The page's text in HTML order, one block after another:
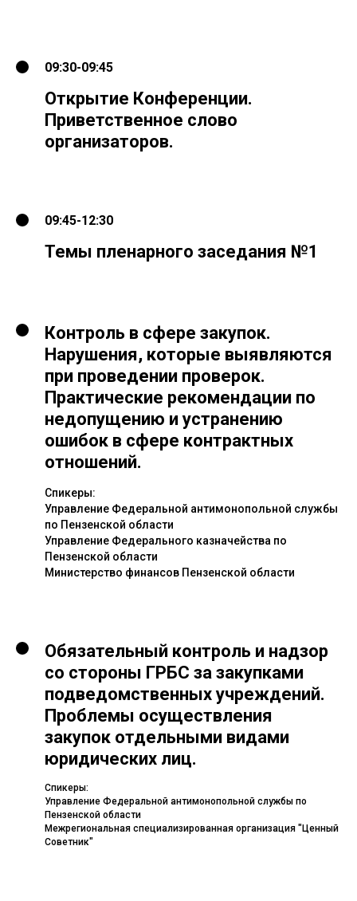
09:30-09:45
Открытие Конференции.
Приветственное слово
организаторов.
09:45-12:30
Темы пленарного заседания №1
Контроль в сфере закупок.
Нарушения, которые выявляются
при проведении проверок.
Практические рекомендации по
недопущению и устранению
ошибок в сфере контрактных
отношений.
Спикеры:
Управление Федеральной антимонопольной службы
по Пензенской области
Управление Федерального казначейства по
Пензенской области
Министерство финансов Пензенской области
Обязательный контроль и надзор
со стороны ГРБС за закупками
подведомственных учреждений.
Проблемы осуществления
закупок отдельными видами
юридических лиц.
Спикеры:
Управление Федеральной антимонопольной службы по
Пензенской области
Межрегиональная специализированная организация "Ценный
Советник"